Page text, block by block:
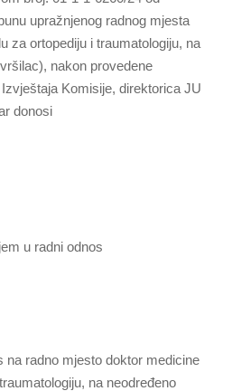
upražnjenog radnog mjesta
za ortopediju i traumatologiju, na
nakon provedene
Komisije, direktorica JU
donosi
u radni odnos
na radno mjesto doktor medicine
na neodređeno